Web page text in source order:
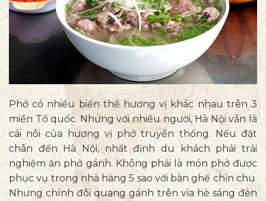
Phở có nhiều biến thể hương vị khác nhau trên 3
miền Tổ quốc. Nhưng với nhiều người, Hà Nội vẫn là
cái nôi của hương vị phở truyền thống. Nếu đặt
chân đến Hà Nội, nhất định du khách phải trải
nghiệm ăn phở gánh. Không phải là món phở được
phục vụ trong nhà hàng 5 sao với bàn ghế chỉn chu.
Nhưng chính đôi quang gánh trên vỉa hè sáng đèn